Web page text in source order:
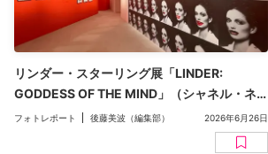
リンダー・スターリング展「LINDER:
GODDESS OF THE MIND」（シャネル・ネ
クサス・ホール）レポート。女性へのまなざ
しを問い、再定義するフォトモンタージュ
フォトレポート 後藤美波（編集部） 2026年6月26日